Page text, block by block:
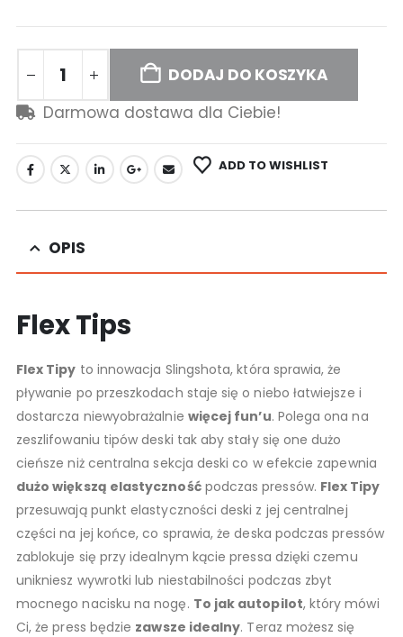
DODAJ DO KOSZYKA
Darmowa dostawa dla Ciebie!
ADD TO WISHLIST
OPIS
Flex Tips
Flex Tipy to innowacja Slingshota, która sprawia, że
pływanie po przeszkodach staje się o niebo łatwiejsze i
dostarcza niewyobrażalnie więcej fun’u. Polega ona na
zeszlifowaniu tipów deski tak aby stały się one dużo
cieńsze niż centralna sekcja deski co w efekcie zapewnia
dużo większą elastycznośćpodczas pressów. Flex Tipy
przesuwają punkt elastyczności deski z jej centralnej
części na jej końce, co sprawia, że deska podczas pressów
zablokuje się przy idealnym kącie pressa dzięki czemu
unikniesz wywrotki lub niestabilności podczas zbyt
mocnego nacisku na nogę. To jak autopilot, który mówi
Ci, że press będzie zawsze idealny. Teraz możesz się